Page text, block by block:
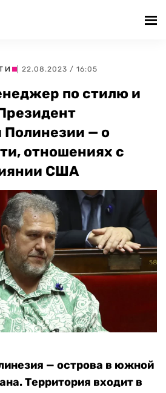
| 22.08.2023 / 16:05
по стилю и
— о
отношениях с
США
— острова в южной
Территория входит в